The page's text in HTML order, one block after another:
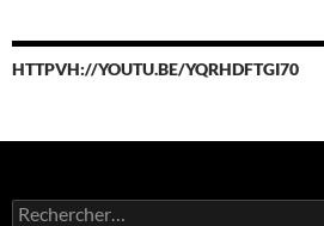
HTTPVH://YOUTU.BE/YQRHDFTGI70
Rechercher :